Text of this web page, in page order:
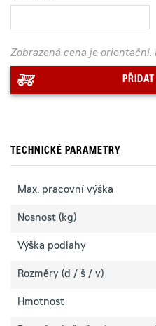
Zobrazená cena je orientační.
TECHNICKÉ PARAMETRY
Max. pracovní výška
Nosnost (kg)
Výška podlahy
Rozměry (d / š / v)
Hmotnost